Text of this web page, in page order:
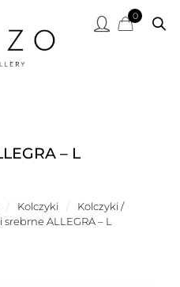
0
– L
/ Kolczyki /
Kolczyki /
srebrne ALLEGRA – L